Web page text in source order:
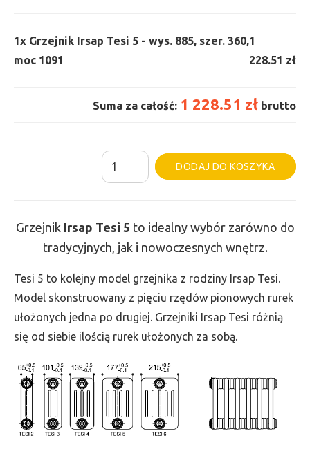
1x Grzejnik Irsap Tesi 5 - wys. 885, szer. 360,
moc 1091
1
228.51 zł
Suma za całość: 1 228.51 zł brutto
ilość
Grzejnik
-
wys.
885,
szer.
360,
1091
DODAJ DO KOSZYKA
Grzejnik Irsap Tesi 5 to idealny wybór zarówno do
tradycyjnych, jak i nowoczesnych wnętrz.
Tesi 5 to kolejny model grzejnika z rodziny Irsap Tesi.
Model skonstruowany z pięciu rzędów pionowych rurek
ułożonych jedna po drugiej. Grzejniki Irsap Tesi różnią
się od siebie ilością rurek ułożonych za sobą.